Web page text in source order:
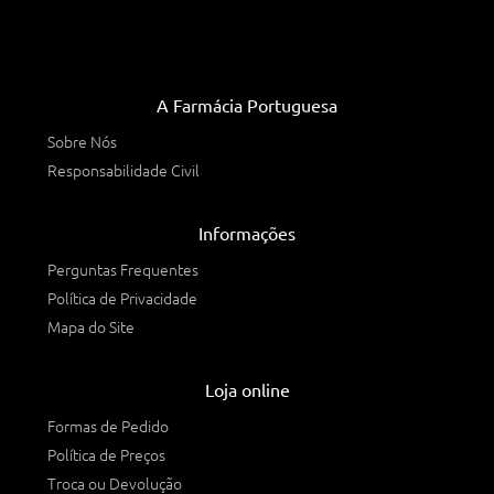
A Farmácia Portuguesa
Sobre Nós
Responsabilidade Civil
Informações
Perguntas Frequentes
Política de Privacidade
Mapa do Site
Loja online
Formas de Pedido
Política de Preços
Troca ou Devolução